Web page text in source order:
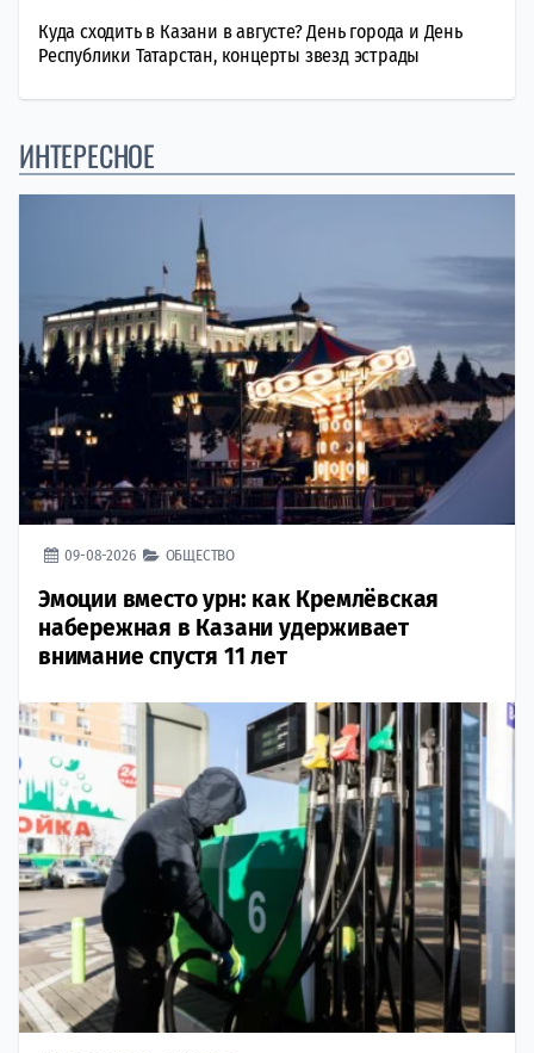
Куда сходить в Казани в августе? День города и День
Республики Татарстан, концерты звезд эстрады
ИНТЕРЕСНОЕ
09-08-2026 ОБЩЕСТВО
Эмоции вместо урн: как Кремлёвская
набережная в Казани удерживает
внимание спустя 11 лет